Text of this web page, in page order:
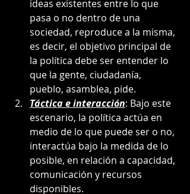
ideas existentes entre lo que
pasa o no dentro de una
sociedad, reproduce a la misma,
es decir, el objetivo principal de
la política debe ser entender lo
que la gente, ciudadanía,
pueblo, asamblea, pide.
Táctica e interacción: Bajo este
escenario, la política actúa en
medio de lo que puede ser o no,
interactúa bajo la medida de lo
posible, en relación a capacidad,
comunicación y recursos
disponibles.